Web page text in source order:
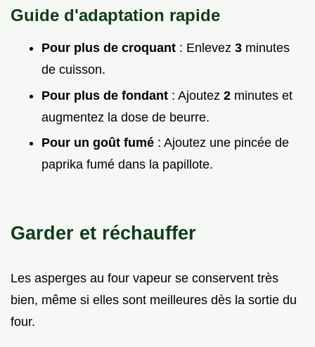
Guide d'adaptation rapide
Pour plus de croquant : Enlevez 3 minutes
de cuisson.
Pour plus de fondant : Ajoutez 2 minutes et
augmentez la dose de beurre.
Pour un goût fumé : Ajoutez une pincée de
paprika fumé dans la papillote.
Garder et réchauffer
Les asperges au four vapeur se conservent très
bien, même si elles sont meilleures dès la sortie du
four.